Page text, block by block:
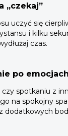
„czekaj”
uczyć się
i kilku
czas.
po emocjach
czy spotkaniu z
na spokojny
dodatkowych